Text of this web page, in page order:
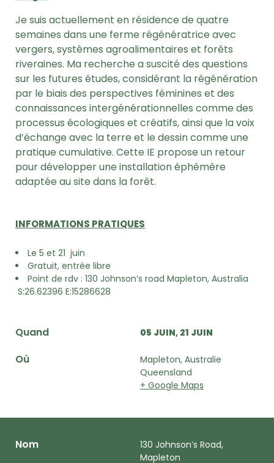
Je suis actuellement en résidence de quatre
semaines dans une ferme régénératrice avec
vergers, systèmes agroalimentaires et forêts
riveraines. Ma recherche a suscité des questions
sur les futures études, considérant la régénération
par le biais des perspectives féminines et des
connaissances intergénérationnelles comme des
processus écologiques et créatifs, ainsi que la voix
d’échange avec la terre et le dessin comme une
pratique cumulative. Cette IE propose un retour
pour développer une installation éphémère
adaptée au site dans la forêt.
INFORMATIONS PRATIQUES
Le 5 et 21 juin
Gratuit, entrée libre
Point de rdv : 130 Johnson’s road Mapleton, Australia
S:26.62396 E:15286628
Quand 05 JUIN 21 JUIN
Où
Mapleton, Australie
Queensland
+ Google Maps
Nom
130 Johnson’s Road,
Mapleton